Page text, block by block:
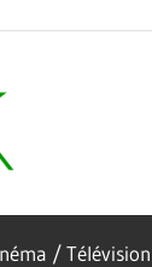
/ Télévision